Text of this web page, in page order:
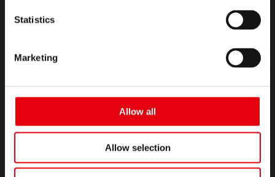
Statistics
Marketing
Allow all
Allow selection
TERMÉKEK
KÖVESSEN MINKET!